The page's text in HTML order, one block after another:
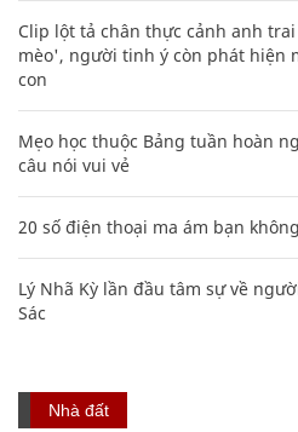
Clip lột tả chân thực cảnh anh
mèo', người tinh ý còn phát hiện
con
Mẹo học thuộc Bảng tuần hoàn
câu nói vui vẻ
20 số điện thoại ma ám bạn
Lý Nhã Kỳ lần đầu tâm sự về
Sác
Nhà đất